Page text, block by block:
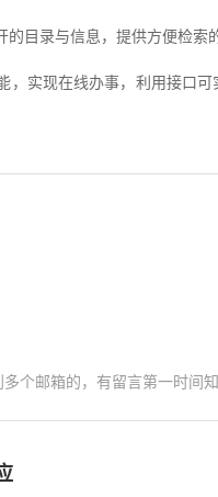
录与信息，提供方便检索
实现在线办事，利用接口可
个邮箱的，有留言第一时间